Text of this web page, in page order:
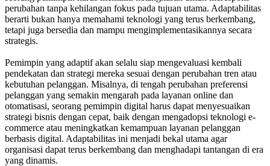
perubahan tanpa kehilangan fokus pada tujuan utama. Adaptabilitas
berarti bukan hanya memahami teknologi yang terus berkembang,
tetapi juga bersedia dan mampu mengimplementasikannya secara
strategis.
Pemimpin yang adaptif akan selalu siap mengevaluasi kembali
pendekatan dan strategi mereka sesuai dengan perubahan tren atau
kebutuhan pelanggan. Misalnya, di tengah perubahan preferensi
pelanggan yang semakin mengarah pada layanan online dan
otomatisasi, seorang pemimpin digital harus dapat menyesuaikan
strategi bisnis dengan cepat, baik dengan mengadopsi teknologi e-
commerce atau meningkatkan kemampuan layanan pelanggan
berbasis digital. Adaptabilitas ini menjadi bekal utama agar
organisasi dapat terus berkembang dan menghadapi tantangan di era
yang dinamis.